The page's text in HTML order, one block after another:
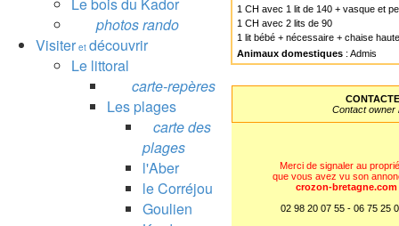
photos rando
Visiter et découvrir
Le littoral
carte-repères
Les plages
carte des
plages
l'Aber
le Corréjou
Goulien
1 CH avec 1 lit de 140 + vasque et
1 CH avec 2 lits de 90
1 lit bébé + nécessaire + chaise haute
Animaux domestiques : Admis
Contact owner
Merci de signaler au
que vous avez vu son
crozon-bretagne.com
02 98 20 07 55 - 06 75 25